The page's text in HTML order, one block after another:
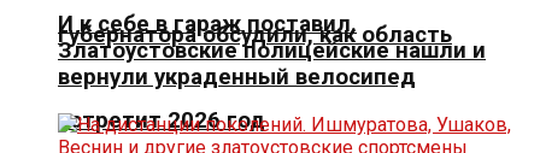
губернатора обсудили, как область
встретит 2026 год
И к себе в гараж поставил.
Златоустовские полицейские нашли и
вернули украденный велосипед